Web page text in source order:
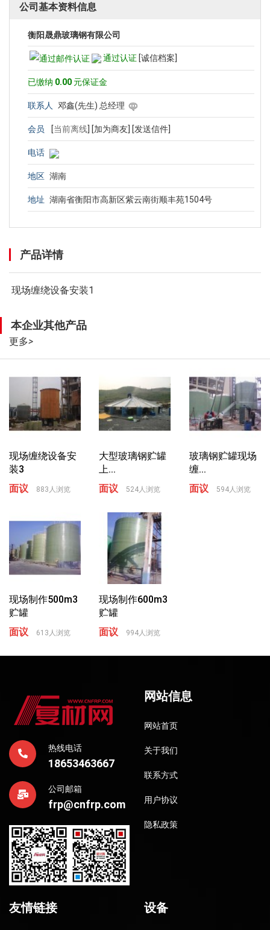
公司基本资料信息
衡阳晟鼎玻璃钢有限公司
通过认证 [诚信档案]
已缴纳 0.00 元保证金
联系人 邓鑫(先生) 总经理
会员 [当前离线 [加为商友] [发送信件]
电话
地区 湖南
地址 湖南省衡阳市高新区紫云南街顺丰苑1504号
产品详情
现场缠绕设备安装1
本企业其他产品
更多>
现场缠绕设备安
装3
面议
883人浏览
大型玻璃钢贮罐
上...
面议
524人浏览
玻璃钢贮罐现场
缠...
面议
594人浏览
现场制作500m3
贮罐
面议
613人浏览
现场制作600m3
贮罐
面议
994人浏览
热线电话
18653463667
公司邮箱
frp@cnfrp.com
网站信息
网站首页
关于我们
联系方式
用户协议
隐私政策
友情链接 设备